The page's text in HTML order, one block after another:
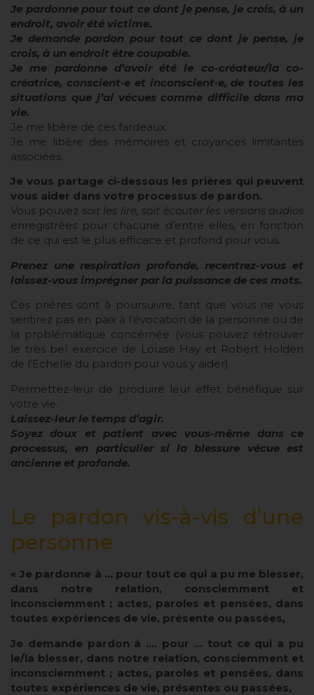
Je pardonne pour tout ce dont je pense, je crois, à un
endroit, avoir été victime.
Je demande pardon pour tout ce dont je pense, je
crois, à un endroit être coupable.
Je me pardonne d’avoir été le co-créateur/la co-
créatrice, conscient·e et inconscient·e, de toutes les
situations que j’ai vécues comme difficile dans ma
vie.
Je me libère de ces fardeaux.
Je me libère des mémoires et croyances limitantes
associées.
Je vous partage ci-dessous les prières qui peuvent
vous aider dans votre processus de pardon.
Vous pouvez soit les lire, soit écouter les versions audios
enregistrées pour chacune d’entre elles, en fonction
de ce qui est le plus efficace et profond pour vous.
Prenez une respiration profonde, recentrez-vous et
laissez-vous imprégner par la puissance de ces mots.
Ces prières sont à poursuivre, tant que vous ne vous
sentirez pas en paix à l’évocation de la personne ou de
la problématique concernée (vous pouvez retrouver
le très bel exercice de Louise Hay et Robert Holden
de l’Echelle du pardon pour vous y aider).
Permettez-leur de produire leur effet bénéfique sur
votre vie.
Laissez-leur le temps d’agir.
Soyez doux et patient avec vous-même dans ce
processus, en particulier si la blessure vécue est
ancienne et profonde.
Le pardon vis-à-vis d’une
personne
« Je pardonne à … pour tout ce qui a pu me blesser,
dans notre relation, consciemment et
inconsciemment ; actes, paroles et pensées, dans
toutes expériences de vie, présente ou passées,
Je demande pardon à …. pour … tout ce qui a pu
le/la blesser, dans notre relation, consciemment et
inconsciemment ; actes, paroles et pensées, dans
toutes expériences de vie, présentes ou passées,